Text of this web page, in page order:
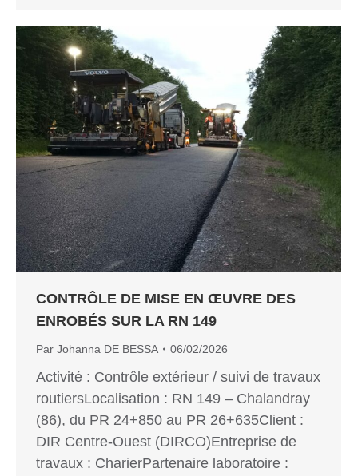
CONTRÔLE DE MISE EN ŒUVRE DES
ENROBÉS SUR LA RN 149
Par Johanna DE BESSA 06/02/2026
Activité : Contrôle extérieur / suivi de travaux
routiersLocalisation : RN 149 – Chalandray
(86), du PR 24+850 au PR 26+635Client :
DIR Centre-Ouest (DIRCO)Entreprise de
travaux : CharierPartenaire laboratoire :